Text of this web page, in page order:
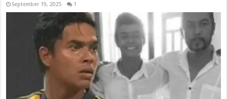
September 19, 2025 1